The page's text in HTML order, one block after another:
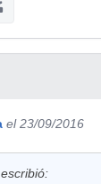
el 23/09/2016